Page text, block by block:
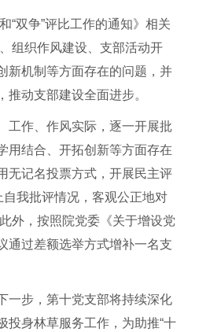
“双争”评比工作的通知》相关
组织作风建设、支部活动开
新机制等方面存在的问题，并
动支部建设全面进步。
工作、作风实际，逐一开展批
用结合、开拓创新等方面存在
无记名投票方式，开展民主评
我批评情况，客观公正地对
外，按照院党委《关于增设党
通过差额选举方式增补一名支
一步，第十党支部将持续深化
投身林草服务工作，为助推“十